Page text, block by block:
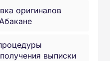
оригиналов
выписки